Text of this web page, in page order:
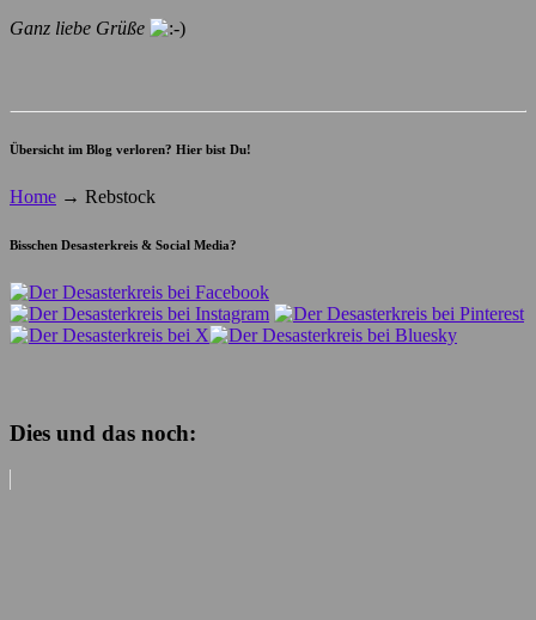
Ganz liebe Grüße
Übersicht im Blog verloren? Hier bist Du!
Home → Rebstock
Bisschen Desasterkreis & Social Media?
Dies und das noch: